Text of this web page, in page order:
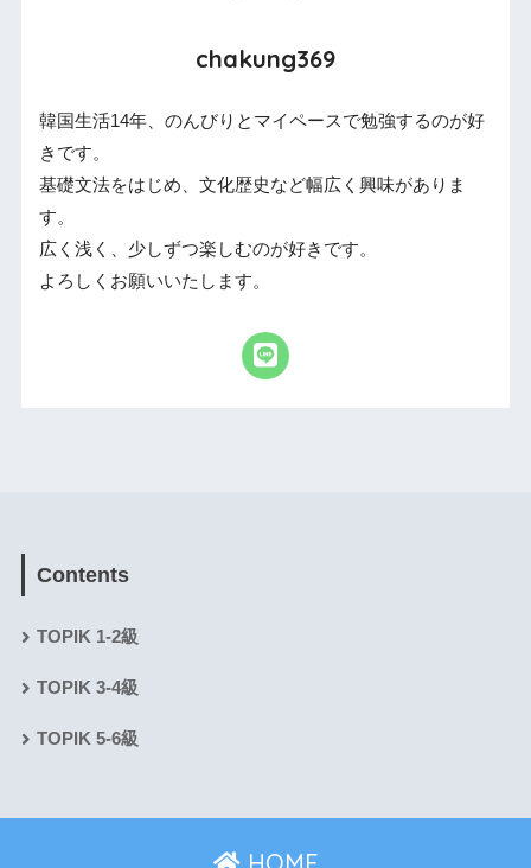
chakung369
韓国生活14年、のんびりとマイペースで勉強するのが好
きです。
基礎文法をはじめ、文化歴史など幅広く興味がありま
す。
広く浅く、少しずつ楽しむのが好きです。
よろしくお願いいたします。
Contents
TOPIK 1-2級
TOPIK 3-4級
TOPIK 5-6級